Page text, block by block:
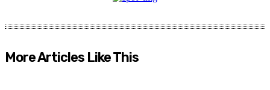
More Articles Like This